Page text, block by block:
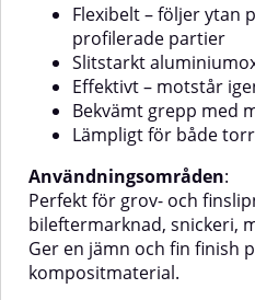
fordonslackering, snickerier,
möbler, plast och
kompositmaterial.Lämpliga
material:Översta beläggningar,
polyuretan, gelcoat, aluminium,
UV- och vattenbaserade primrar,
plast, lack, MDF/HDF och
kompositytor.
Flexibelt – följer ytan
profilerade partier
Slitstarkt
Effektivt – motstår
Bekvämt grepp med
Lämpligt för både
Användningsområden:
Perfekt för grov- och
bileftermarknad, snickeri,
Ger en jämn och fin finish
kompositmaterial.